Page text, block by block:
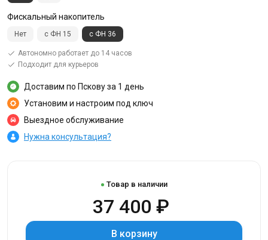
Фискальный накопитель
Нет с ФН 15 с ФН 36
Автономно работает до 14 часов
Подходит для курьеров
Доставим по Пскову за 1 день
Установим и настроим под ключ
Выездное обслуживание
Нужна консультация?
Товар в наличии
37 400 ₽
В корзину